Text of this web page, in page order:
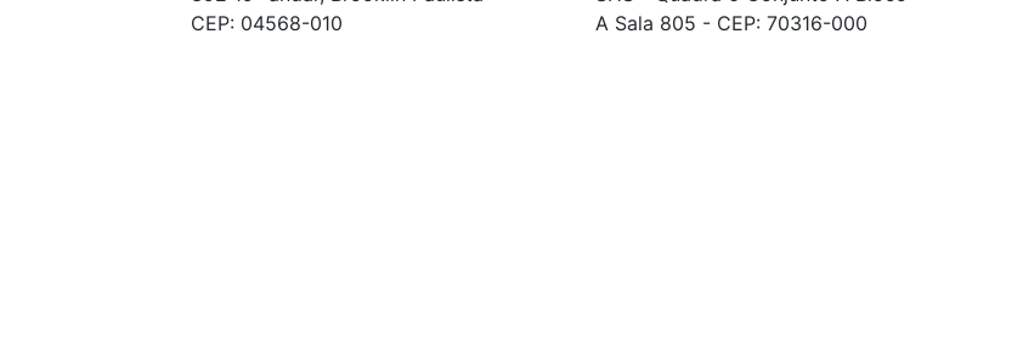
CEP: 04568-010
A Sala 805 - CEP: 70316-000